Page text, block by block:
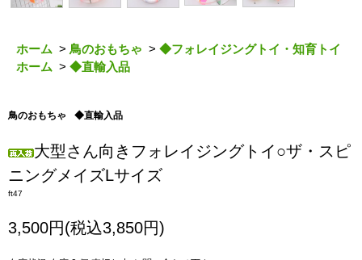
ホーム > 鳥のおもちゃ > ◆フォレイジングトイ・知育トイ
ホーム > ◆直輸入品
鳥のおもちゃ ◆直輸入品
大型さん向きフォレイジングトイ○ザ・スピ
ニングメイズLサイズ
ft47
3,500円(税込3,850円)